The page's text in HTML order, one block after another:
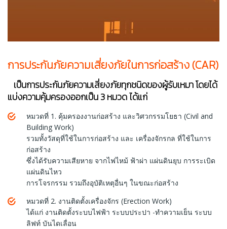
การประกันภัยความเสี่ยงภัยในการก่อสร้าง (CAR)
เป็นการประกันภัยความเสี่ยงภัยทุกชนิดของผู้รับเหมา โดยได้
แบ่งความคุ้มครองออกเป็น 3 หมวด ได้แก่
หมวดที่ 1. คุ้มครองงานก่อสร้าง และวิศวกรรมโยธา (Civil and
Building Work)
รวมทั้งวัสดุที่ใช้ในการก่อสร้าง และ เครื่องจักรกล ที่ใช้ในการ
ก่อสร้าง
ซึ่งได้รับความเสียหาย จากไฟไหม้ ฟ้าผ่า แผ่นดินยุบ การระเบิด
แผ่นดินไหว
การโจรกรรม รวมถึงอุบัติเหตุอื่นๆ ในขณะก่อสร้าง
หมวดที่ 2. งานติดตั้งเครื่องจักร (Erection Work)
ได้แก่ งานติดตั้งระบบไฟฟ้า ระบบประปา -ทำความเย็น ระบบ
ลิฟท์ บันไดเลื่อน